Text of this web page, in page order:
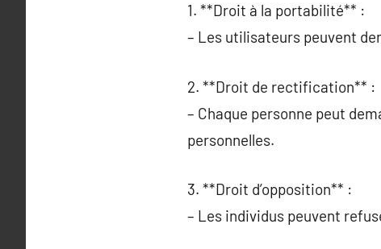
1. **Droit à la portabilité** :
– Les utilisateurs peuvent
2. **Droit de rectification** :
– Chaque personne peut
personnelles.
3. **Droit d’opposition** :
– Les individus peuvent